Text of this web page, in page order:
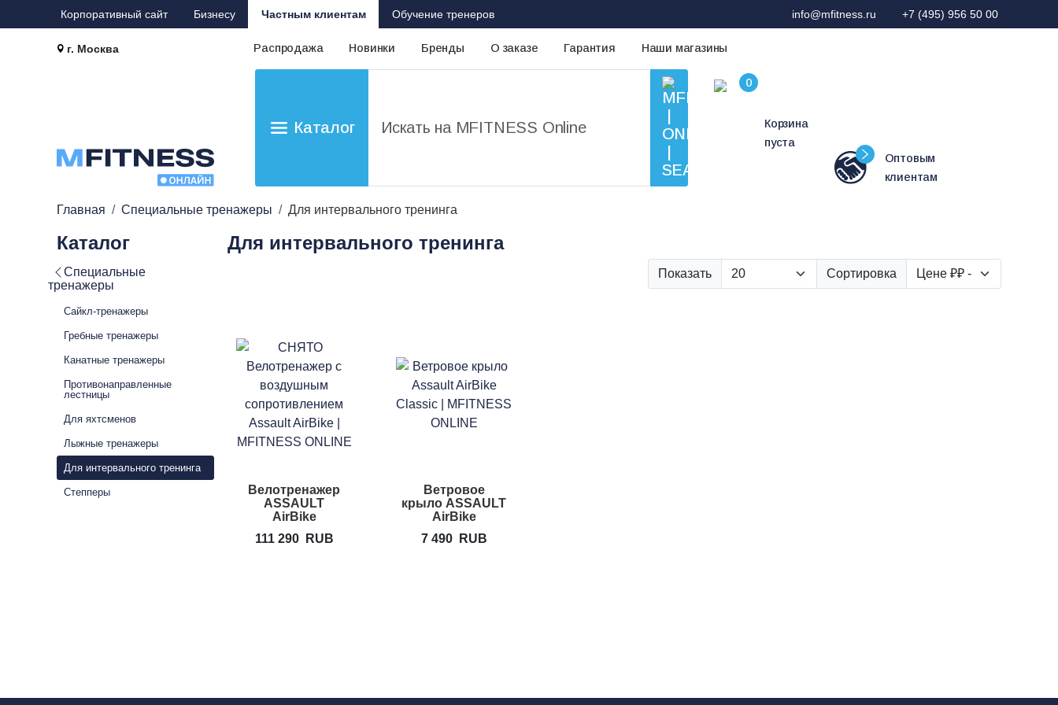
Корпоративный сайт Бизнесу Частным клиентам Обучение тренеров info@mfitness.ru +7 (495) 956 50 00
г. Москва Распродажа Новинки Бренды О заказе Гарантия Наши магазины
Каталог
Корзина
пуста
Оптовым
клиентам
Главная Специальные тренажеры Для интервального тренинга
Каталог
Специальные
тренажеры
Сайкл-тренажеры
Гребные тренажеры
Канатные тренажеры
Противонаправленные
лестницы
Для яхтсменов
Лыжные тренажеры
Для интервального тренинга
Степперы
Для интервального тренинга
Показать Сортировка
Велотренажер
ASSAULT
AirBike
111 290
RUB
Ветровое
крыло ASSAULT
AirBike
7 490
RUB